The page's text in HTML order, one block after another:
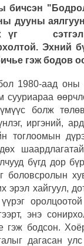
бичсэн
дууны
үг
Эхний
гэж бодов
1980-аад оны
сууриараа
болж
иргэний,
тоглоомын
бүгд дор
боловсролын
эрэл хайгуул,
энэ
гэж бодсон.
дагасан